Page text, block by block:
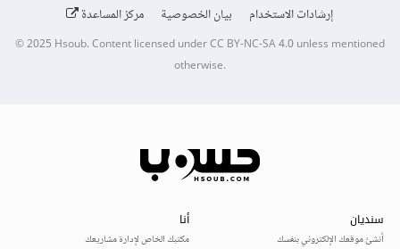
إرشادات الاستخدام
بيان الخصوصية مركز المساعدة
© 2025Hsoub.Content licensed underCC BY-NC-SA 4.0unless mentioned
otherwise.